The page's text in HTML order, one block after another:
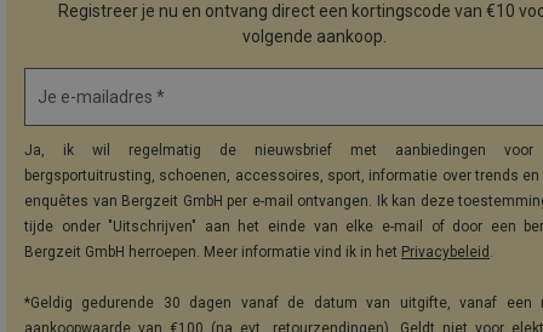
Registreer je nu en ontvang direct een kortingscode van €10
volgende aankoop.
Je e-mailadres *
Ja, ik wil regelmatig de nieuwsbrief met aanbiedingen voor
bergsportuitrusting, schoenen, accessoires, sport, informatie over trends
enquêtes van Bergzeit GmbH per e-mail ontvangen. Ik kan deze
tijde onder "Uitschrijven" aan het einde van elke e-mail of door een
Bergzeit GmbH herroepen. Meer informatie vind ik in het Privacybeleid .
*Geldig gedurende 30 dagen vanaf de datum van uitgifte, vanaf een